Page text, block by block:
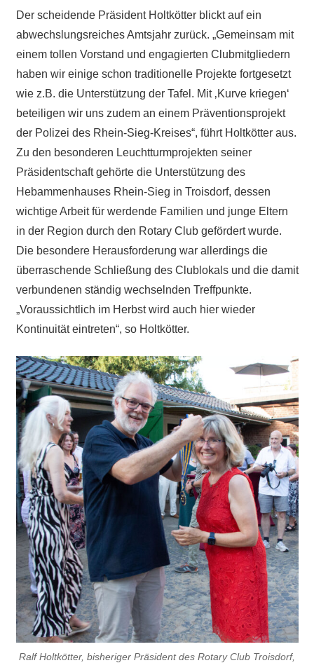
Der scheidende Präsident Holtkötter blickt auf ein
abwechslungsreiches Amtsjahr zurück. „Gemeinsam mit
einem tollen Vorstand und engagierten Clubmitgliedern
haben wir einige schon traditionelle Projekte fortgesetzt
wie z.B. die Unterstützung der Tafel. Mit ‚Kurve kriegen‘
beteiligen wir uns zudem an einem Präventionsprojekt
der Polizei des Rhein-Sieg-Kreises“, führt Holtkötter aus.
Zu den besonderen Leuchtturmprojekten seiner
Präsidentschaft gehörte die Unterstützung des
Hebammenhauses Rhein-Sieg in Troisdorf, dessen
wichtige Arbeit für werdende Familien und junge Eltern
in der Region durch den Rotary Club gefördert wurde.
Die besondere Herausforderung war allerdings die
überraschende Schließung des Clublokals und die damit
verbundenen ständig wechselnden Treffpunkte.
„Voraussichtlich im Herbst wird auch hier wieder
Kontinuität eintreten“, so Holtkötter.
Ralf Holtkötter, bisheriger Präsident des Rotary Club Troisdorf,